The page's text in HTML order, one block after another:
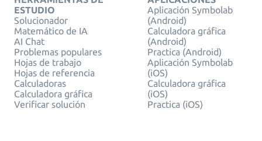
ESTUDIO
Solucionador
Matemático de IA
AI Chat
Problemas populares
Hojas de trabajo
Hojas de referencia
Calculadoras
Calculadora gráfica
Verificar solución
Aplicación Symbolab
(Android)
Calculadora gráfica
(Android)
Practica (Android)
Aplicación Symbolab
(iOS)
Calculadora gráfica
(iOS)
Practica (iOS)